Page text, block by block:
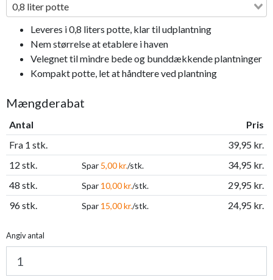
0,8 liter potte
Leveres i 0,8 liters potte, klar til udplantning
Nem størrelse at etablere i haven
Velegnet til mindre bede og bunddækkende plantninger
Kompakt potte, let at håndtere ved plantning
Mængderabat
Antal
Pris
Fra 1 stk.
39,95 kr.
12 stk.
Spar 5,00 kr./stk.
34,95 kr.
48 stk.
Spar 10,00 kr./stk.
29,95 kr.
96 stk.
Spar 15,00 kr./stk. 24,95 kr.
Angiv antal